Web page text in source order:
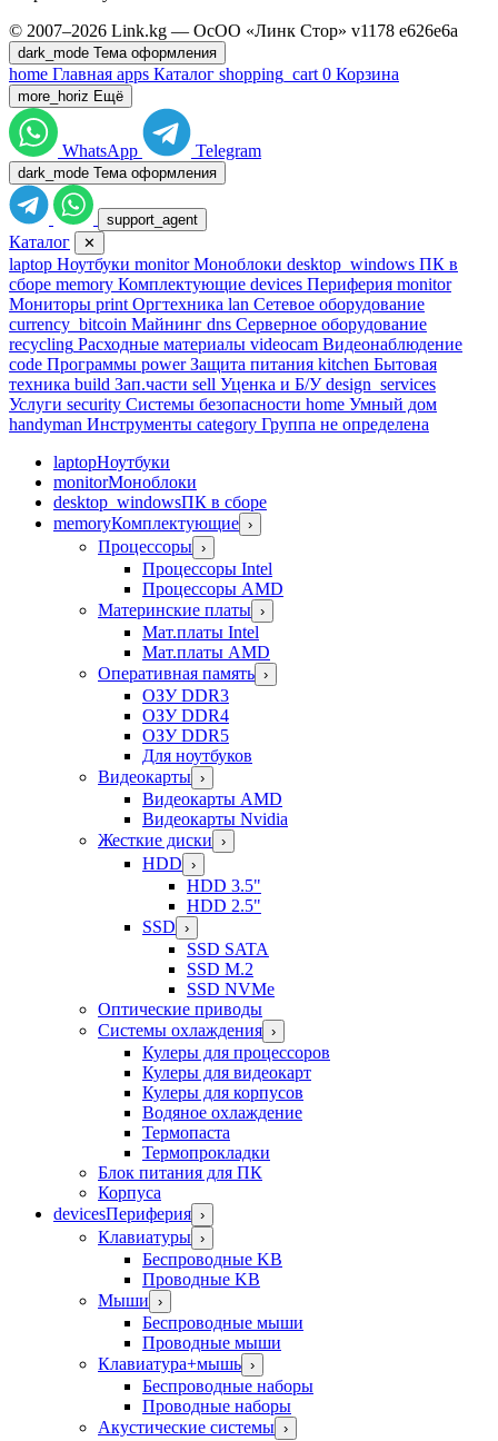
© 2007–2026 Link.kg — ОсОО «Линк Стор» v1178 e626e6a
dark_mode Тема оформления
home Главная apps Каталог shopping_cart 0 Корзина
more_horiz Ещё
WhatsApp Telegram
dark_mode Тема оформления
support_agent
Каталог ✕
laptop Ноутбуки monitor Моноблоки desktop_windows ПК в
сборе memory Комплектующие devices Периферия monitor
Мониторы print Оргтехника lan Сетевое оборудование
currency_bitcoin Майнинг dns Серверное оборудование
recycling Расходные материалы videocam Видеонаблюдение
code Программы power Защита питания kitchen Бытовая
техника build Зап.части sell Уценка и Б/У design_services
Услуги security Системы безопасности home Умный дом
handyman Инструменты category Группа не определена
laptopНоутбуки
monitorМоноблоки
desktop_windowsПК в сборе
memoryКомплектующие ›
Процессоры ›
Процессоры Intel
Процессоры AMD
Материнские платы ›
Мат.платы Intel
Мат.платы AMD
Оперативная память ›
ОЗУ DDR3
ОЗУ DDR4
ОЗУ DDR5
Для ноутбуков
Видеокарты ›
Видеокарты AMD
Видеокарты Nvidia
Жесткие диски ›
HDD ›
HDD 3.5"
HDD 2.5"
SSD ›
SSD SATA
SSD M.2
SSD NVMe
Оптические приводы
Системы охлаждения ›
Кулеры для процессоров
Кулеры для видеокарт
Кулеры для корпусов
Водяное охлаждение
Термопаста
Термопрокладки
Блок питания для ПК
Корпуса
devicesПериферия ›
Клавиатуры ›
Беспроводные KB
Проводные KB
Мыши ›
Беспроводные мыши
Проводные мыши
Клавиатура+мышь ›
Беспроводные наборы
Проводные наборы
Акустические системы ›